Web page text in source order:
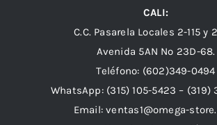
CALI:
C.C. Pasarela Locales 2-115 y
Avenida 5AN Nº 23D-68.
Teléfono: (602)349-0494
WhatsApp: (315) 105-5423 – (319)
Email:ventas1@omega-